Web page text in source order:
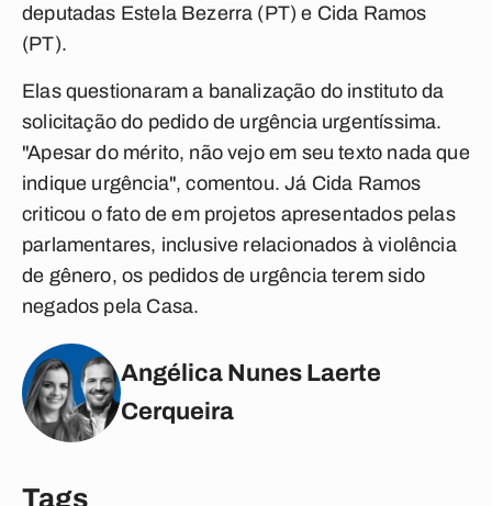
deputadas Estela Bezerra (PT) e Cida Ramos
(PT).
Elas questionaram a banalização do instituto da
solicitação do pedido de urgência urgentíssima.
"Apesar do mérito, não vejo em seu texto nada que
indique urgência", comentou. Já Cida Ramos
criticou o fato de em projetos apresentados pelas
parlamentares, inclusive relacionados à violência
de gênero, os pedidos de urgência terem sido
negados pela Casa.
Angélica Nunes Laerte
Cerqueira
Tags